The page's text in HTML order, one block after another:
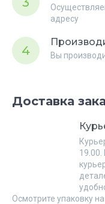
адресу
4 Вы
Доставка
19.00.
Осмотрите упаковку